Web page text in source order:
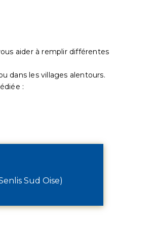
aider à remplir différentes
dans les villages alentours.
:
Sud Oise)